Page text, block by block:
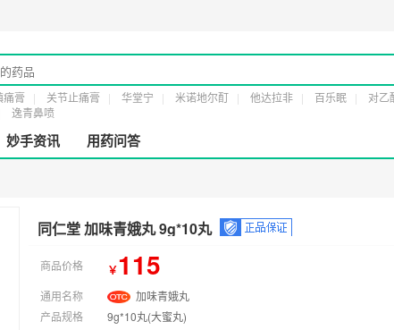
营许20161232号 粤穗食药监械经营备
痛膏 关节止痛膏 华堂宁 米诺地尔酊 他达拉非 百乐眠
对乙
逸青鼻喷
妙手资讯 用药问答
同仁堂 加味青娥丸 9g*10丸
商品价格 ￥115
通用名称
加味青娥丸
产品规格
9g*10丸(大蜜丸)